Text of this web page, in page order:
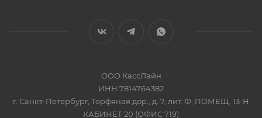
ООО КассЛайн
ИНН 7814764382
г. Санкт-Петербург, Торфяная дор., д. 7, лит. Ф, ПОМЕЩ. 13-Н
КАБИНЕТ 20 (ОФИС 719)